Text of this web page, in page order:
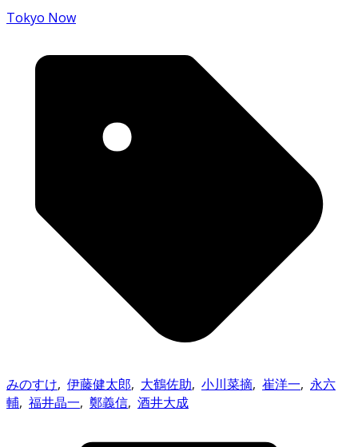
Tokyo Now
みのすけ, 伊藤健太郎, 大鶴佐助, 小川菜摘, 崔洋一, 永六
輔, 福井晶一, 鄭義信, 酒井大成